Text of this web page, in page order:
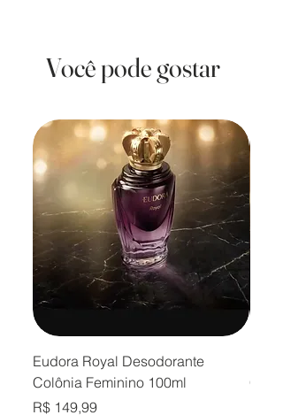
Você pode gostar
Eudora Royal Desodorante
Colônia Feminino 100ml
Preço
R$ 149,99